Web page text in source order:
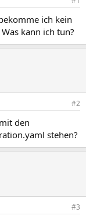
ich kein
kann ich tun?
#2
den
stehen?
#3